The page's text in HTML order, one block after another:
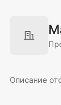
Описание